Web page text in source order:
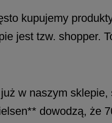
kupujemy
jest tzw. shopper.
w naszym sklepie,
dowodzą, że